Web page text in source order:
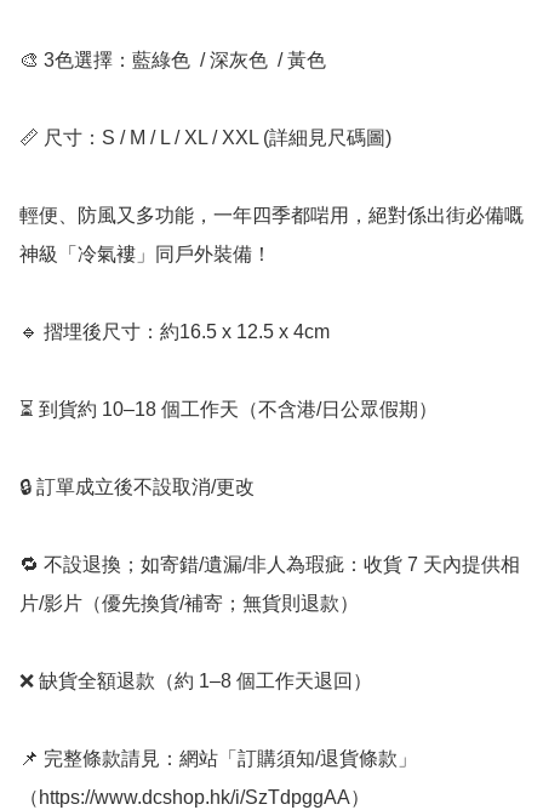
🎨 3色選擇：藍綠色  / 深灰色  / 黃色
📏 尺寸：S / M / L / XL / XXL (詳細見尺碼圖)
輕便、防風又多功能，一年四季都啱用，絕對係出街必備嘅
神級「冷氣褸」同戶外裝備！
🔹 摺埋後尺寸：約16.5 x 12.5 x 4cm
⏳ 到貨約 10–18 個工作天（不含港/日公眾假期）
🔒 訂單成立後不設取消/更改
🔁 不設退換；如寄錯/遺漏/非人為瑕疵：收貨 7 天內提供相
片/影片（優先換貨/補寄；無貨則退款）
❌ 缺貨全額退款（約 1–8 個工作天退回）
📌 完整條款請見：網站「訂購須知/退貨條款」
（https://www.dcshop.hk/i/SzTdpggAA）